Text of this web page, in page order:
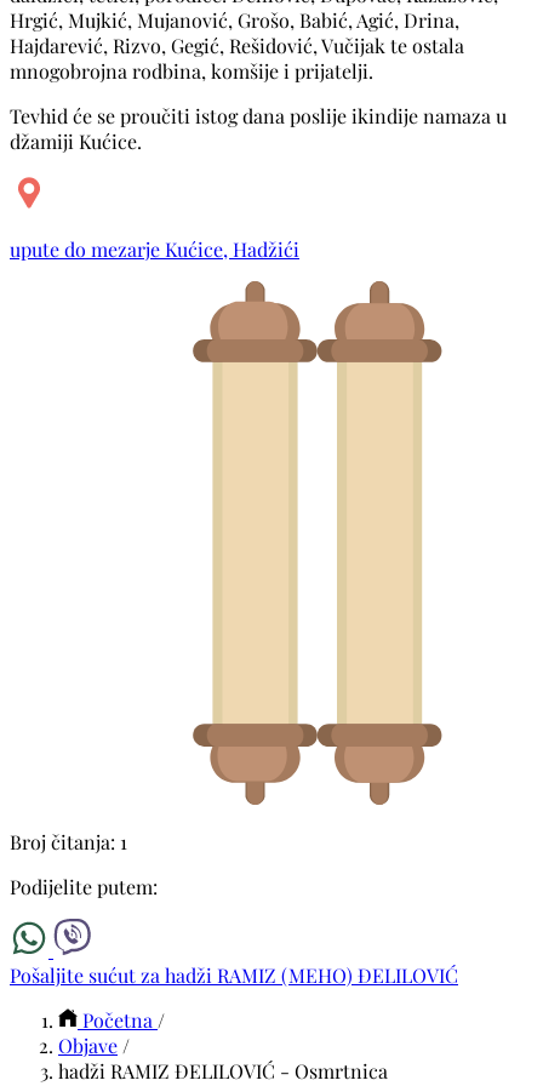
Hrgić, Mujkić, Mujanović, Grošo, Babić, Agić, Drina,
Hajdarević, Rizvo, Gegić, Rešidović, Vučijak te ostala
mnogobrojna rodbina, komšije i prijatelji.
Tevhid će se proučiti istog dana poslije ikindije namaza u
džamiji Kućice.
upute do mezarje Kućice, Hadžići
Broj čitanja: 1
Podijelite putem:
Pošaljite sućut za hadži RAMIZ (MEHO) ĐELILOVIĆ
Početna /
Objave /
hadži RAMIZ ĐELILOVIĆ - Osmrtnica